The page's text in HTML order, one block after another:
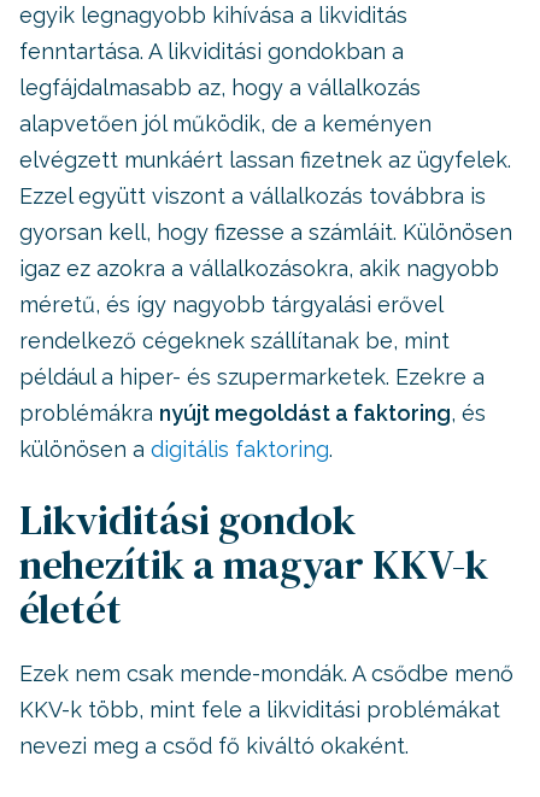
egyik legnagyobb kihívása a likviditás
fenntartása. A likviditási gondokban a
legfájdalmasabb az, hogy a vállalkozás
alapvetően jól működik, de a keményen
elvégzett munkáért lassan fizetnek az ügyfelek.
Ezzel együtt viszont a vállalkozás továbbra is
gyorsan kell, hogy fizesse a számláit. Különösen
igaz ez azokra a vállalkozásokra, akik nagyobb
méretű, és így nagyobb tárgyalási erővel
rendelkező cégeknek szállítanak be, mint
például a hiper- és szupermarketek. Ezekre a
problémákra nyújt megoldást a faktoring, és
különösen a digitális faktoring.
Likviditási gondok
nehezítik a magyar KKV-k
életét
Ezek nem csak mende-mondák. A csődbe menő
KKV-k több, mint fele a likviditási problémákat
nevezi meg a csőd fő kiváltó okaként.